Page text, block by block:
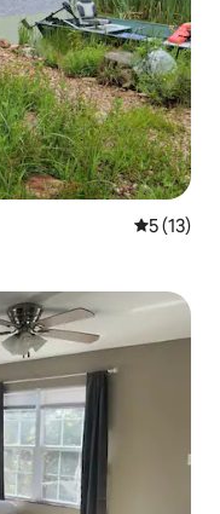
5 (13)